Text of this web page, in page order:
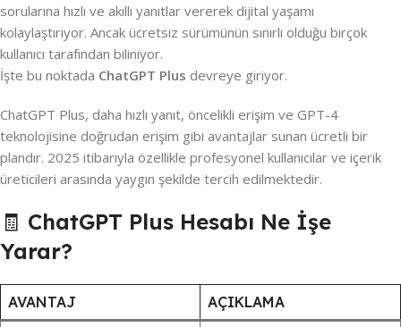
sorularına hızlı ve akıllı yanıtlar vererek dijital yaşamı
kolaylaştırıyor. Ancak ücretsiz sürümünün sınırlı olduğu birçok
kullanıcı tarafından biliniyor.
İşte bu noktada ChatGPT Plus devreye giriyor.
ChatGPT Plus, daha hızlı yanıt, öncelikli erişim ve GPT-4
teknolojisine doğrudan erişim gibi avantajlar sunan ücretli bir
plandır. 2025 itibarıyla özellikle profesyonel kullanıcılar ve içerik
üreticileri arasında yaygın şekilde tercih edilmektedir.
🧾 ChatGPT Plus Hesabı Ne İşe
Yarar?
AVANTAJ AÇIKLAMA